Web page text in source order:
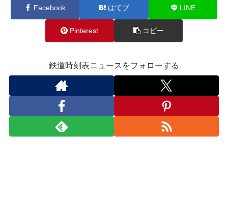
Facebook はてブ LINE
Pinterest コピー
鉄道時刻表ニュースをフォローする